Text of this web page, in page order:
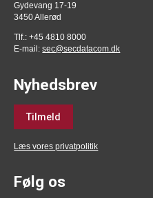
Gydevang 17-19
3450 Allerød
Tlf.: +45 4810 8000
E-mail:sec@secdatacom.dk
Nyhedsbrev
Tilmeld
Læs vores privatpolitik
Følg os